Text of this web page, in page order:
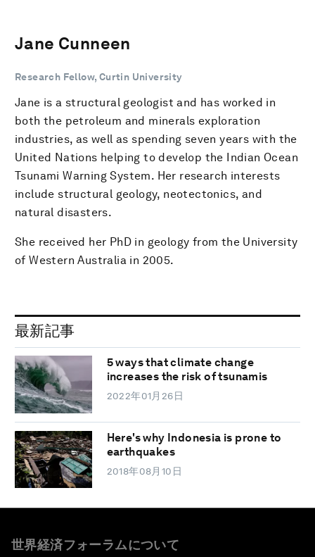
Jane Cunneen
Research Fellow, Curtin University
Jane is a structural geologist and has worked in
both the petroleum and minerals exploration
industries, as well as spending seven years with the
United Nations helping to develop the Indian Ocean
Tsunami Warning System. Her research interests
include structural geology, neotectonics, and
natural disasters.
She received her PhD in geology from the University
of Western Australia in 2005.
最新記事
5 ways that climate change
increases the risk of tsunamis
2022年01月26日
Here's why Indonesia is prone to
earthquakes
2018年08月10日
世界経済フォーラムについて